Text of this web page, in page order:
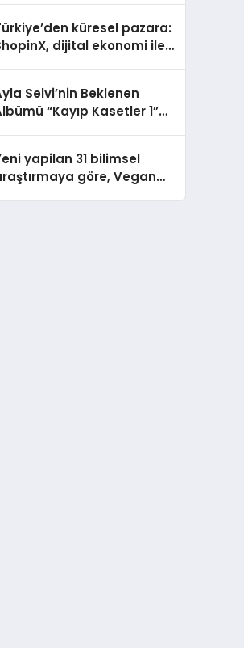
küresel pazara:
dijital ekonomi ile
Selvi’nin Beklenen
“Kayıp Kasetler 1”
yapilan 31 bilimsel
göre, Vegan